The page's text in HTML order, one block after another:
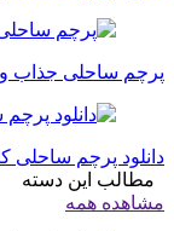
پرچم ساحلی جذاب و
دانلود پرچم ساحلی
مطالب این دسته
مشاهده همه